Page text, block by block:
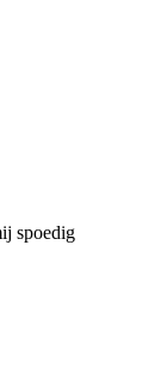
spoedig